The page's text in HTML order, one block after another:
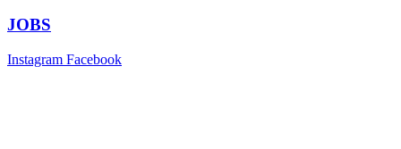
JOBS
Instagram Facebook